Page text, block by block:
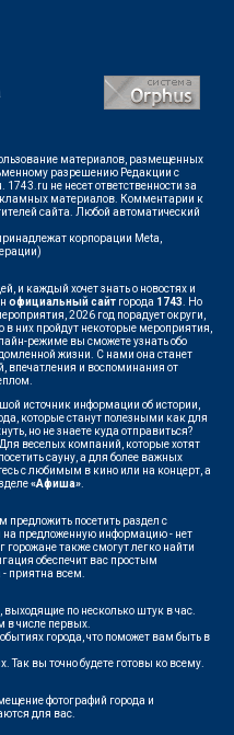
материалов, размещенных
разрешению Редакции с
не несет ответственности за
материалов. Комментарии к
сайта. Любой автоматический
корпорации Meta,
и каждый хочет знать о новостях и
официальный сайт города 1743 . Но
2026 год порадует округи,
них пройдут некоторые мероприятия,
режиме вы сможете узнать обо
жизни. С нами она станет
впечатления и воспоминания от
источник информации об истории,
которые станут полезными как для
но не знаете куда отправиться?
веселых компаний, которые хотят
сауну, а для более важных
с любимым в кино или на концерт, а
«Афиша»
предложить посетить раздел с
на предложенную информацию - нет
горожане также смогут легко найти
обеспечит вас простым
приятна всем.
, выходящие по несколько штук в час.
в числе первых.
города, что поможет вам быть в
вы точно будете готовы ко всему.
фотографий города и
для вас.